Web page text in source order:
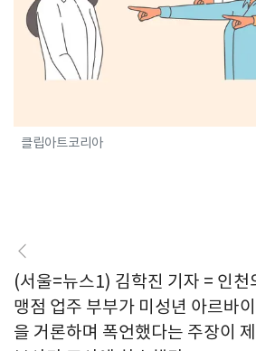
클립아트코리아
(서울=뉴스1) 김학진 기자 = 인천
맹점 업주 부부가 미성년 아르바
을 거론하며 폭언했다는 주장이